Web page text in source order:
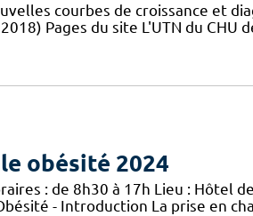
courbes de croissance et
Pages du site L'UTN du CHU
obésité 2024
: de 8h30 à 17h Lieu : Hôtel
- Introduction La prise en